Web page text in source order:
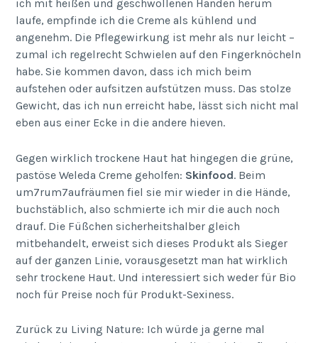
ich mit heißen und geschwollenen Händen herum
laufe, empfinde ich die Creme als kühlend und
angenehm. Die Pflegewirkung ist mehr als nur leicht –
zumal ich regelrecht Schwielen auf den Fingerknöcheln
habe. Sie kommen davon, dass ich mich beim
aufstehen oder aufsitzen aufstützen muss. Das stolze
Gewicht, das ich nun erreicht habe, lässt sich nicht mal
eben aus einer Ecke in die andere hieven.
Gegen wirklich trockene Haut hat hingegen die grüne,
pastöse Weleda Creme geholfen: Skinfood. Beim
um7rum7aufräumen fiel sie mir wieder in die Hände,
buchstäblich, also schmierte ich mir die auch noch
drauf. Die Füßchen sicherheitshalber gleich
mitbehandelt, erweist sich dieses Produkt als Sieger
auf der ganzen Linie, vorausgesetzt man hat wirklich
sehr trockene Haut. Und interessiert sich weder für Bio
noch für Preise noch für Produkt-Sexiness.
Zurück zu Living Nature: Ich würde ja gerne mal